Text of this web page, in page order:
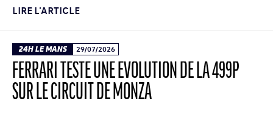
LIRE L'ARTICLE
24H LE MANS 29/07/2026
FERRARI TESTE UNE ÉVOLUTION DE LA 499P
SUR LE CIRCUIT DE MONZA